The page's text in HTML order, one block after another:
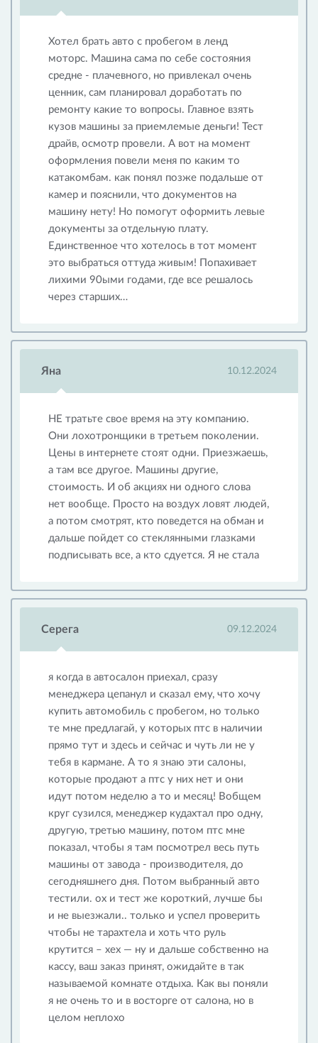
Хотел брать авто с пробегом в ленд
моторс. Машина сама по себе состояния
средне - плачевного, но привлекал очень
ценник, сам планировал доработать по
ремонту какие то вопросы. Главное взять
кузов машины за приемлемые деньги! Тест
драйв, осмотр провели. А вот на момент
оформления повели меня по каким то
катакомбам. как понял позже подальше от
камер и пояснили, что документов на
машину нету! Но помогут оформить левые
документы за отдельную плату.
Единственное что хотелось в тот момент
это выбраться оттуда живым! Попахивает
лихими 90ыми годами, где все решалось
через старших…
Яна 10.12.2024
НЕ тратьте свое время на эту компанию.
Они лохотронщики в третьем поколении.
Цены в интернете стоят одни. Приезжаешь,
а там все другое. Машины другие,
стоимость. И об акциях ни одного слова
нет вообще. Просто на воздух ловят людей,
а потом смотрят, кто поведется на обман и
дальше пойдет со стеклянными глазками
подписывать все, а кто сдуется. Я не стала
Серега 09.12.2024
я когда в автосалон приехал, сразу
менеджера цепанул и сказал ему, что хочу
купить автомобиль с пробегом, но только
те мне предлагай, у которых птс в наличии
прямо тут и здесь и сейчас и чуть ли не у
тебя в кармане. А то я знаю эти салоны,
которые продают а птс у них нет и они
идут потом неделю а то и месяц! Вобщем
круг сузился, менеджер кудахтал про одну,
другую, третью машину, потом птс мне
показал, чтобы я там посмотрел весь путь
машины от завода - производителя, до
сегодняшнего дня. Потом выбранный авто
тестили. ох и тест же короткий, лучше бы
и не выезжали.. только и успел проверить
чтобы не тарахтела и хоть что руль
крутится – хех — ну и дальше собственно на
кассу, ваш заказ принят, ожидайте в так
называемой комнате отдыха. Как вы поняли
я не очень то и в восторге от салона, но в
целом неплохо